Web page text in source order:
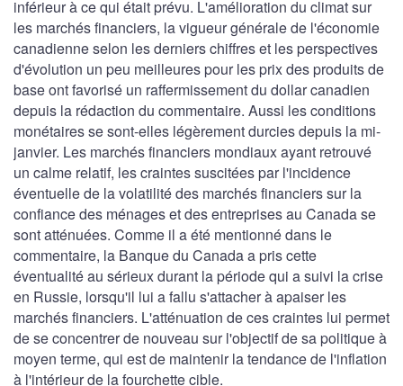
inférieur à ce qui était prévu. L'amélioration du climat sur
les marchés financiers, la vigueur générale de l'économie
canadienne selon les derniers chiffres et les perspectives
d'évolution un peu meilleures pour les prix des produits de
base ont favorisé un raffermissement du dollar canadien
depuis la rédaction du commentaire. Aussi les conditions
monétaires se sont-elles légèrement durcies depuis la mi-
janvier. Les marchés financiers mondiaux ayant retrouvé
un calme relatif, les craintes suscitées par l'incidence
éventuelle de la volatilité des marchés financiers sur la
confiance des ménages et des entreprises au Canada se
sont atténuées. Comme il a été mentionné dans le
commentaire, la Banque du Canada a pris cette
éventualité au sérieux durant la période qui a suivi la crise
en Russie, lorsqu'il lui a fallu s'attacher à apaiser les
marchés financiers. L'atténuation de ces craintes lui permet
de se concentrer de nouveau sur l'objectif de sa politique à
moyen terme, qui est de maintenir la tendance de l'inflation
à l'intérieur de la fourchette cible.